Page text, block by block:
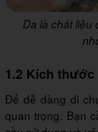
Da là chất liệu
1.2 Kích
Để dễ dàng di
quan trọng. Bạn